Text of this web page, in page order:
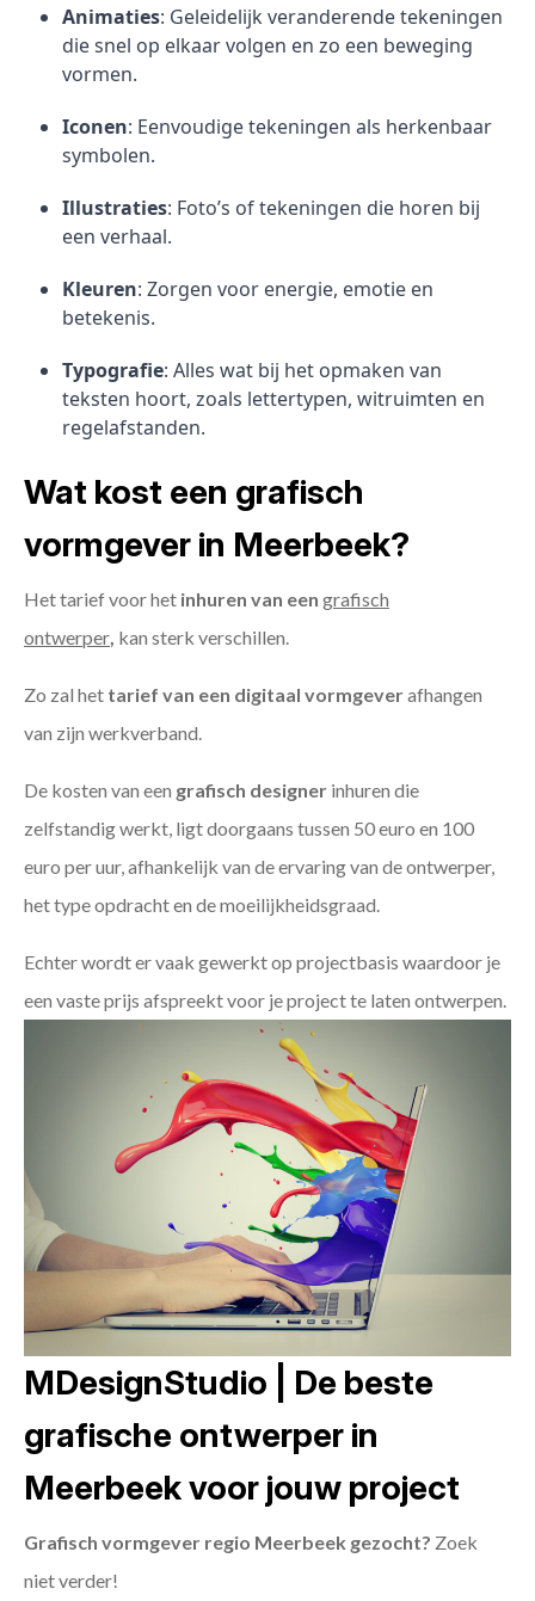
Animaties: Geleidelijk veranderende tekeningen
die snel op elkaar volgen en zo een beweging
vormen.
Iconen: Eenvoudige tekeningen als herkenbaar
symbolen.
Illustraties: Foto’s of tekeningen die horen bij
een verhaal.
Kleuren: Zorgen voor energie, emotie en
betekenis.
Typografie: Alles wat bij het opmaken van
teksten hoort, zoals lettertypen, witruimten en
regelafstanden.
Wat kost een grafisch
vormgever in Meerbeek?
Het tarief voor het inhuren van een grafisch
ontwerper kan sterk verschillen.
Zo zal het tarief van een digitaal vormgeverafhangen
van zijn werkverband.
De kosten van een grafisch designer inhuren die
zelfstandig werkt, ligt doorgaans tussen 50 euro en 100
euro per uur, afhankelijk van de ervaring van de ontwerper,
het type opdracht en de moeilijkheidsgraad.
Echter wordt er vaak gewerkt op projectbasis waardoor je
een vaste prijs afspreekt voor je project te laten ontwerpen.
MDesignStudio | De beste
grafische ontwerper in
Meerbeek voor jouw project
Grafisch vormgever regio Meerbeek gezocht? Zoek
niet verder!